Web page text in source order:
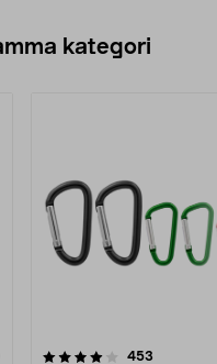
kategori
453
4.5 av 5 stjärnor